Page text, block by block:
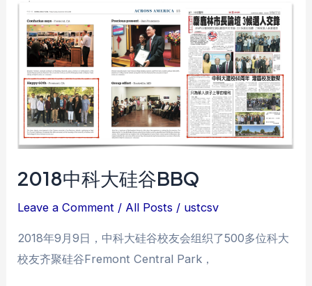
科
大
硅
谷
科
技
峰
2018中科大硅谷BBQ
Leave a Comment / All Posts / ustcsv
2018年9月9日，中科大硅谷校友会组织了500多位科大
校友齐聚硅谷Fremont Central Park，